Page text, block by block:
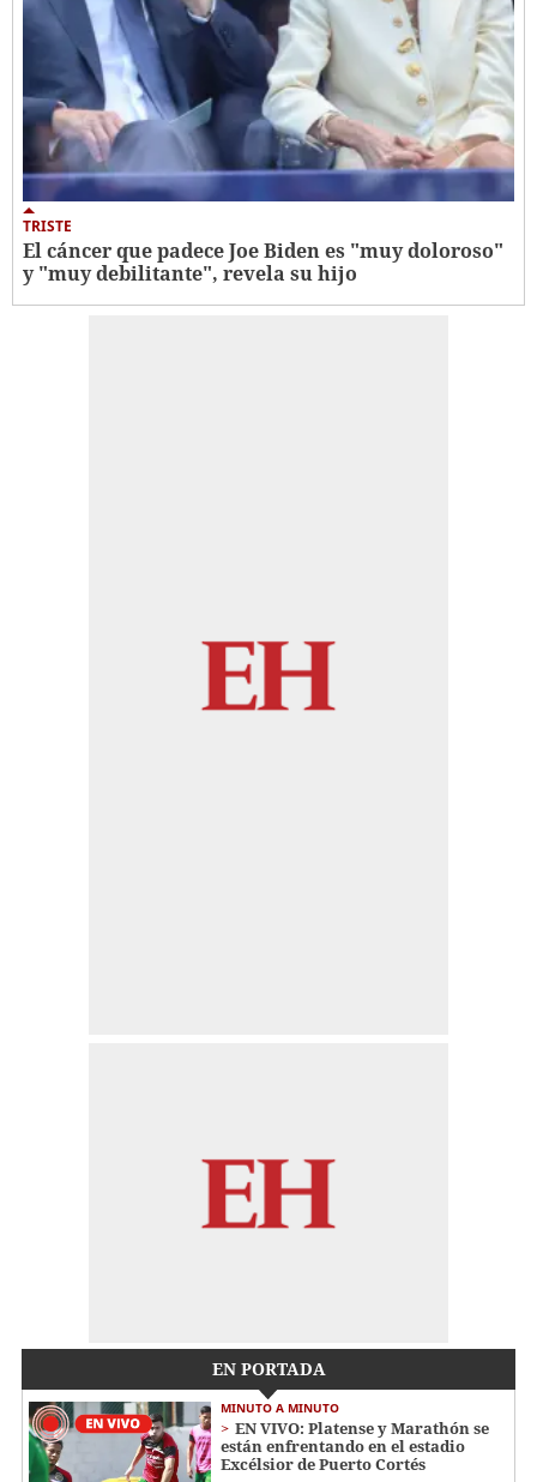
TRISTE
El cáncer que padece Joe Biden es "muy doloroso"
y "muy debilitante", revela su hijo
EN PORTADA
MINUTO A MINUTO
EN VIVO: Platense y Marathón se
están enfrentando en el estadio
Excélsior de Puerto Cortés